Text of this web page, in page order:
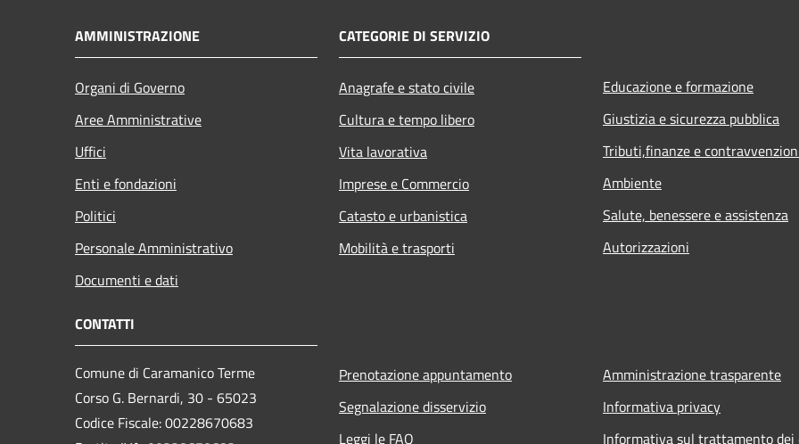
AMMINISTRAZIONE
Organi di Governo
Aree Amministrative
Uffici
Enti e fondazioni
Politici
Personale Amministrativo
Documenti e dati
CATEGORIE DI SERVIZIO
Anagrafe e stato civile
Cultura e tempo libero
Vita lavorativa
Imprese e Commercio
Catasto e urbanistica
Mobilità e trasporti
Educazione e formazione
Giustizia e sicurezza pubblica
Tributi,finanze e
Ambiente
Salute, benessere e assistenza
Autorizzazioni
CONTATTI
Comune di Caramanico Terme
Corso G. Bernardi, 30 - 65023
Codice Fiscale: 00228670683
Prenotazione appuntamento
Segnalazione disservizio
Leggi le FAQ
Amministrazione trasparente
Informativa privacy
Informativa sul trattamento dei